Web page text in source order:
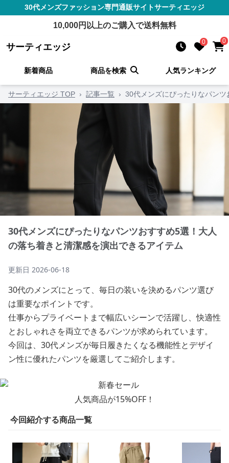
30代メンズファッション専門通販サイトサーティエッジ
10,000円以上のご購入で送料無料
サーティエッジ 0 0
新着商品 商品を検索 人気ランキング
サーティエッジ TOP › 記事一覧 › 30代メンズにぴったりなパン
30代メンズにぴったりなパンツおすすめ5選！大人
の落ち着きと清潔感を演出できるアイテム
更新日 2026-06-18
30代のメンズにとって、毎日の装いを決めるパンツ選び
は重要なポイントです。
仕事からプライベートまで幅広いシーンで活躍し、快適性
とおしゃれさを両立できるパンツが求められています。
今回は、30代メンズが毎日履きたくなる機能性とデザイ
ン性に優れたパンツを厳選してご紹介します。
人気商品が15%OFF！
今回紹介する商品一覧